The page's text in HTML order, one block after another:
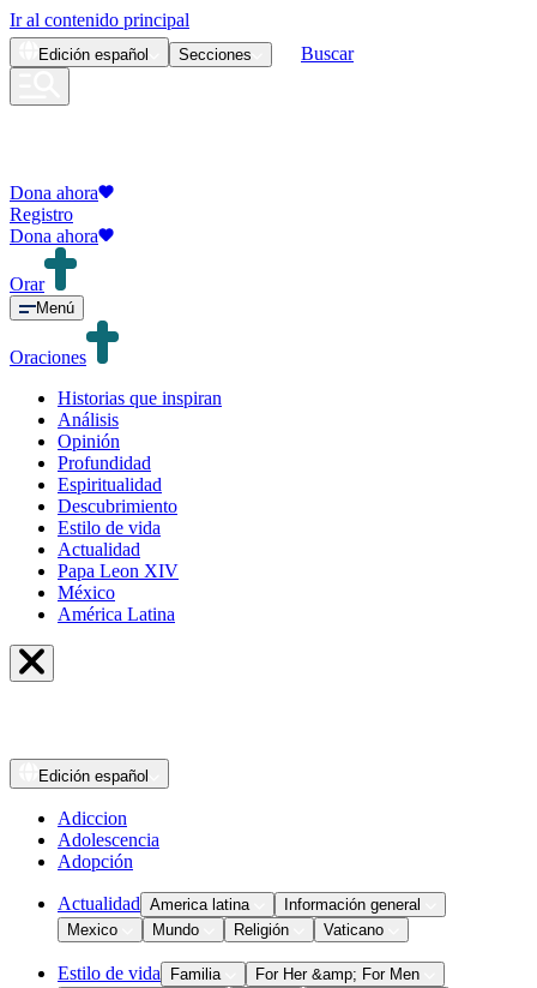
Ir al contenido principal
Edición español Secciones Buscar
Dona ahora
Registro
Dona ahora
Orar
Menú
Oraciones
Historias que inspiran
Análisis
Opinión
Profundidad
Espiritualidad
Descubrimiento
Estilo de vida
Actualidad
Papa Leon XIV
México
América Latina
Edición español
Adiccion
Adolescencia
Adopción
Actualidad America latina
Información general
Mexico
Mundo Religión Vaticano
Estilo de vida Familia
For Her &amp; For Men